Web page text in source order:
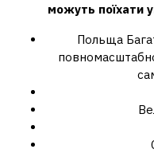
можуть поїхати
Польща